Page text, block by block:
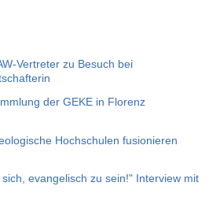
Vertreter zu Besuch bei
der GEKE in Florenz
Hochschulen fusionieren
evangelisch zu sein!" Interview mit